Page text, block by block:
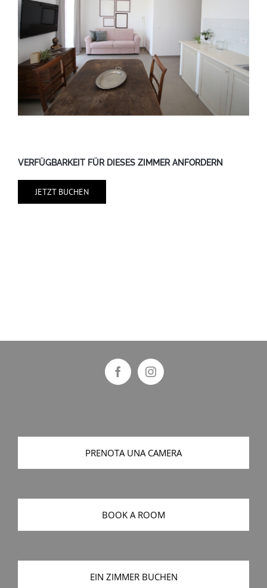
VERFÜGBARKEIT FÜR DIESES ZIMMER ANFORDERN
JETZT BUCHEN
PRENOTA UNA CAMERA
BOOK A ROOM
EIN ZIMMER BUCHEN